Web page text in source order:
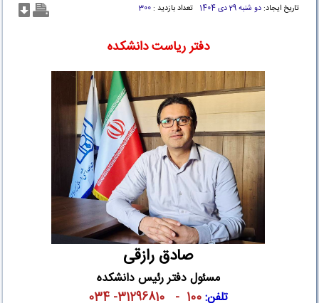
تاریخ ایجاد:دو شنبه 29 دی 1404 تعداد بازدید :300
دفتر ریاست دانشکده
صادق رازقی
مسئول دفتر رئیس دانشکده
تلفن:100 - 31296810- 034